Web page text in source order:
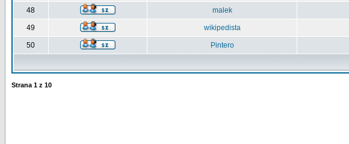
48 malek
49 wikipedista
50 Pintero
Strana 1 z 10